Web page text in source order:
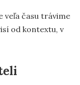
veľa času trávime
od kontextu, v